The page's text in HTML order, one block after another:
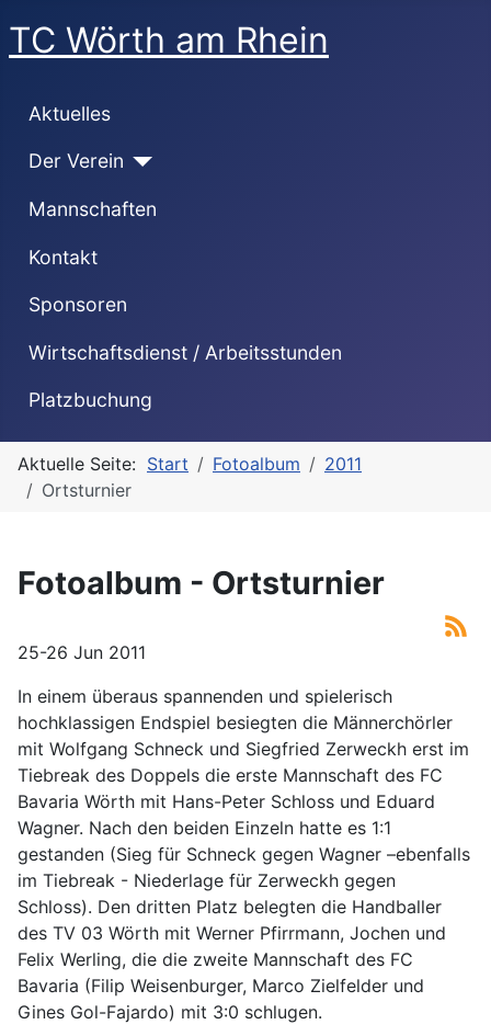
TC Wörth am Rhein
Aktuelles
Der Verein
Mannschaften
Kontakt
Sponsoren
Wirtschaftsdienst / Arbeitsstunden
Platzbuchung
Aktuelle Seite: Start Fotoalbum
2011
Ortsturnier
Fotoalbum - Ortsturnier
25-26 Jun 2011
In einem überaus spannenden und spielerisch
hochklassigen Endspiel besiegten die Männerchörler
mit Wolfgang Schneck und Siegfried Zerweckh erst im
Tiebreak des Doppels die erste Mannschaft des FC
Bavaria Wörth mit Hans-Peter Schloss und Eduard
Wagner. Nach den beiden Einzeln hatte es 1:1
gestanden (Sieg für Schneck gegen Wagner –ebenfalls
im Tiebreak - Niederlage für Zerweckh gegen
Schloss). Den dritten Platz belegten die Handballer
des TV 03 Wörth mit Werner Pfirrmann, Jochen und
Felix Werling, die die zweite Mannschaft des FC
Bavaria (Filip Weisenburger, Marco Zielfelder und
Gines Gol-Fajardo) mit 3:0 schlugen.